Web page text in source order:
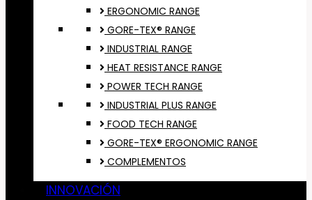
ERGONOMIC RANGE
GORE-TEX® RANGE
INDUSTRIAL RANGE
HEAT RESISTANCE RANGE
POWER TECH RANGE
INDUSTRIAL PLUS RANGE
FOOD TECH RANGE
GORE-TEX® ERGONOMIC RANGE
COMPLEMENTOS
INNOVACIÓN